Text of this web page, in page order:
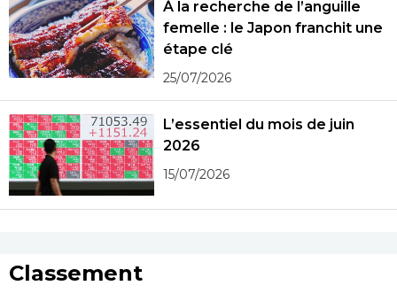
À la recherche de l’anguille
femelle : le Japon franchit une
étape clé
25/07/2026
L’essentiel du mois de juin
2026
15/07/2026
Classement